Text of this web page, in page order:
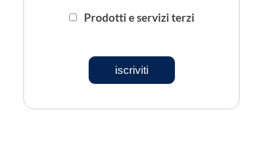
Prodotti e servizi terzi
iscriviti